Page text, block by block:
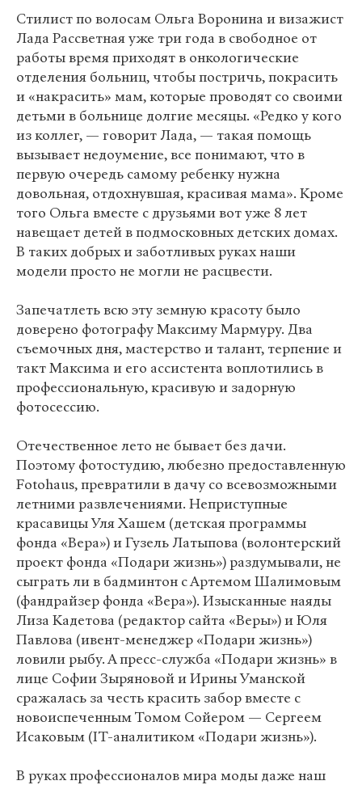
Стилист по волосам Ольга Воронина и визажист
Лада Рассветная уже три года в свободное от
работы время приходят в онкологические
отделения больниц, чтобы постричь, покрасить
и «накрасить» мам, которые проводят со своими
детьми в больнице долгие месяцы. «Редко у кого
из коллег, — говорит Лада, — такая помощь
вызывает недоумение, все понимают, что в
первую очередь самому ребенку нужна
довольная, отдохнувшая, красивая мама». Кроме
того Ольга вместе с друзьями вот уже 8 лет
навещает детей в подмосковных детских домах.
В таких добрых и заботливых руках наши
модели просто не могли не расцвести.
Запечатлеть всю эту земную красоту было
доверено фотографу Максиму Мармуру. Два
съемочных дня, мастерство и талант, терпение и
такт Максима и его ассистента воплотились в
профессиональную, красивую и задорную
фотосессию.
Отечественное лето не бывает без дачи.
Поэтому фотостудию, любезно предоставленную
Fotohaus, превратили в дачу со всевозможными
летними развлечениями. Неприступные
красавицы Уля Хашем (детская программы
фонда «Вера») и Гузель Латыпова (волонтерский
проект фонда «Подари жизнь») раздумывали, не
сыграть ли в бадминтон с Артемом Шалимовым
(фандрайзер фонда «Вера»). Изысканные наяды
Лиза Кадетова (редактор сайта «Веры») и Юля
Павлова (ивент-менеджер «Подари жизнь»)
ловили рыбу. А пресс-служба «Подари жизнь» в
лице Софии Зыряновой и Ирины Уманской
сражалась за честь красить забор вместе с
новоиспеченным Томом Сойером — Сергеем
Исаковым (IT-аналитиком «Подари жизнь»).
В руках профессионалов мира моды даже наш